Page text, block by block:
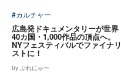
#カルチャー
広島発ドキュメンタリーが世界
40カ国・1,000作品の頂点へ。
NYフェスティバルでファイナリ
ストに！
by ぷれにゅー